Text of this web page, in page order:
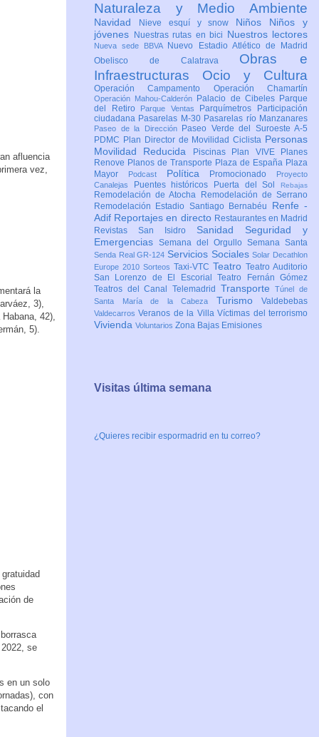
afluencia
vez,
la
3),
42),
5).
de
se
en un solo
con
el
Naturaleza y Medio Ambiente
Navidad Nieve esquí y snow Niños Niños y
jóvenes
Nuestras rutas en bici Nuestros lectores
Nueva sede BBVA
Nuevo Estadio Atlético de Madrid
Obelisco de Calatrava Obras e
Infraestructuras Ocio y Cultura
Operación Campamento Operación Chamartín
Operación Mahou-Calderón Palacio de Cibeles Parque
del Retiro
Parque Ventas Parquímetros
Participación
ciudadana Pasarelas M-30 Pasarelas río Manzanares
Paseo de la Dirección
Paseo Verde del Suroeste A-5
PDMC Plan Director de Movilidad Ciclista Personas
Movilidad Reducida
Piscinas Plan VIVE
Planes
Renove Planos de Transporte Plaza de España Plaza
Mayor
Podcast Política Promocionado
Proyecto
Canalejas
Puentes históricos Puerta del Sol Rebajas
Remodelación de Atocha
Remodelación de Serrano
Remodelación Estadio Santiago Bernabéu Renfe -
Adif Reportajes en directo Restaurantes en Madrid
Revistas San Isidro Sanidad Seguridad y
Emergencias Semana del Orgullo Semana Santa
Senda Real GR-124 Servicios SocialesSolar Decathlon
Europe 2010 Sorteos Taxi-VTC Teatro Teatro Auditorio
San Lorenzo de El EscorialTeatro Fernán Gómez
Teatros del Canal Telemadrid TransporteTúnel de
Santa María de la Cabeza Turismo Valdebebas
ValdecarrosVeranos de la VillaVíctimas del terrorismo
Vivienda Voluntarios Zona Bajas Emisiones
Visitas última semana
¿Quieres recibir espormadrid en tu correo?